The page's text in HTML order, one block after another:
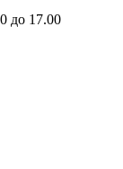
до 17.00